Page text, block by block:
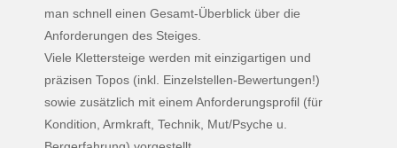
man schnell einen Gesamt-Überblick über die
Anforderungen des Steiges.
Viele Klettersteige werden mit einzigartigen und
präzisen Topos (inkl. Einzelstellen-Bewertungen!)
sowie zusätzlich mit einem Anforderungsprofil (für
Kondition, Armkraft, Technik, Mut/Psyche u.